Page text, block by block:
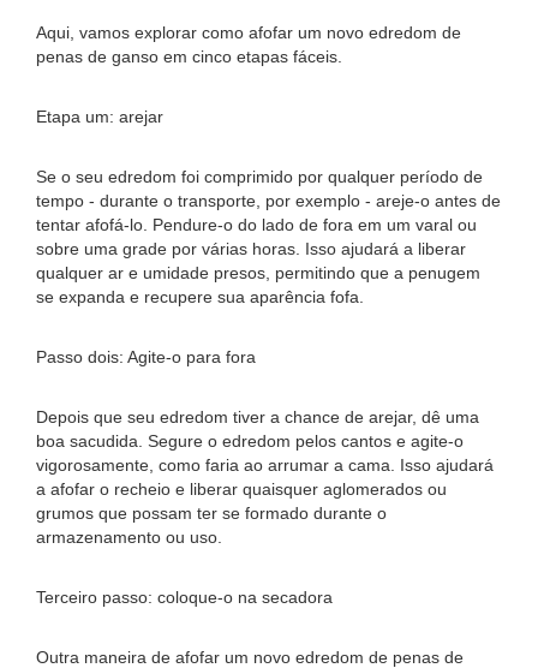
Aqui, vamos explorar como afofar um novo edredom de
penas de ganso em cinco etapas fáceis.
Etapa um: arejar
Se o seu edredom foi comprimido por qualquer período de
tempo - durante o transporte, por exemplo - areje-o antes de
tentar afofá-lo. Pendure-o do lado de fora em um varal ou
sobre uma grade por várias horas. Isso ajudará a liberar
qualquer ar e umidade presos, permitindo que a penugem
se expanda e recupere sua aparência fofa.
Passo dois: Agite-o para fora
Depois que seu edredom tiver a chance de arejar, dê uma
boa sacudida. Segure o edredom pelos cantos e agite-o
vigorosamente, como faria ao arrumar a cama. Isso ajudará
a afofar o recheio e liberar quaisquer aglomerados ou
grumos que possam ter se formado durante o
armazenamento ou uso.
Terceiro passo: coloque-o na secadora
Outra maneira de afofar um novo edredom de penas de